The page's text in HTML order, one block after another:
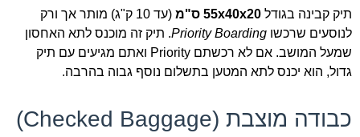
תיק קבינה בגודל 55x40x20 ס"מ
(עד 10 ק"ג) מותר אך ורק
לנוסעים שרכשו Priority Boarding. תיק זה מוכנס לתא האחסון
שמעל המושב. אם לא רכשתם Priority ואתם מגיעים עם תיק
גדול, הוא יכנס לתא המטען בתשלום נוסף גבוה בהרבה.
כבודה מוצבת (Checked Baggage)